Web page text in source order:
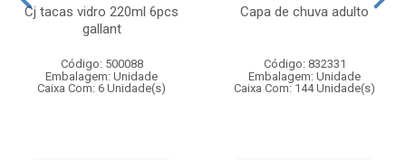
Cj tacas vidro 220ml 6pcs
gallant
Código: 500088
Embalagem: Unidade
Caixa Com: 6 Unidade(s)
Capa de chuva adulto
Código: 832331
Embalagem: Unidade
Caixa Com: 144 Unidade(s)